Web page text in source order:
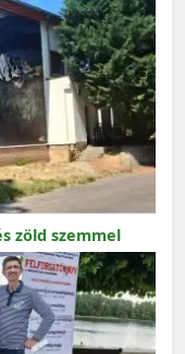
zöld szemmel